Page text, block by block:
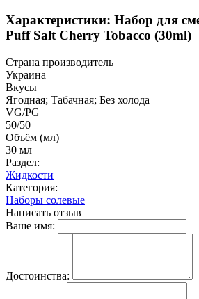
Характеристики: Набор для
Puff Salt Cherry Tobacco (30ml)
Страна производитель
Украина
Вкусы
Ягодная; Табачная; Без холода
VG/PG
50/50
Объём (мл)
30 мл
Раздел:
Жидкости
Категория:
Наборы солевые
Написать отзыв
Ваше имя:
Достоинства: